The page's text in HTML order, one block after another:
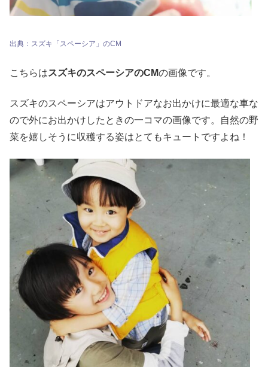
出典：スズキ「スペーシア」のCM
こちらはスズキのスペーシアのCMの画像です。
スズキのスペーシアはアウトドアなお出かけに最適な車な
ので外にお出かけしたときの一コマの画像です。自然の野
菜を嬉しそうに収穫する姿はとてもキュートですよね！